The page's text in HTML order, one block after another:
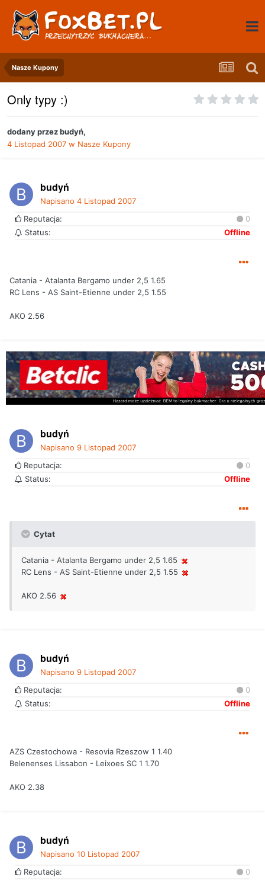
Nasze Kupony
Only typy :)
dodany przezbudyń,
4 Listopad 2007 w Nasze Kupony
budyń
Napisano 4 Listopad 2007
Reputacja:
0
Status:
Offline
Catania - Atalanta Bergamo under 2,5 1.65
RC Lens - AS Saint-Etienne under 2,5 1.55
AKO 2.56
budyń
Napisano 9 Listopad 2007
Reputacja:
0
Status:
Offline
Cytat
Catania - Atalanta Bergamo under 2,5 1.65
RC Lens - AS Saint-Etienne under 2,5 1.55
AKO 2.56
budyń
Napisano 9 Listopad 2007
Reputacja:
0
Status:
Offline
AZS Czestochowa - Resovia Rzeszow 1 1.40
Belenenses Lissabon - Leixoes SC 1 1.70
AKO 2.38
budyń
Napisano 10 Listopad 2007
Reputacja:
0